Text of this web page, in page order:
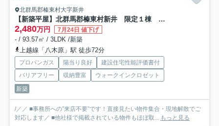
北群馬郡榛東村大字新井
【新築平屋】北群馬郡榛東村新井 限定１棟 グラファーレ 新築建売
2,480万円 7月24日 値下げ
- / 93.57㎡ / 3LDK /新築
上越線「八木原」駅 徒歩72分
プロパンガス 陽当り良好
建設住宅性能評価書付
バリアフリー
収納豊富
ウォークインクロゼット
新築
/／／ ■事務所への”来店不要”です！直接見たい物件集合・現地解散でご
対応します／ ■他社様で掲載されている物件もほぼ取... もっと見る